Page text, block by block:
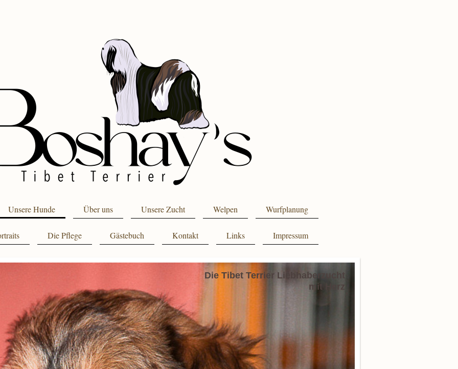
Unsere Hunde Über uns Unsere Zucht Welpen Wurfplanung
Die Pflege Gästebuch Kontakt Links Impressum
Die Tibet Terrier Liebhaberzucht
mit Herz